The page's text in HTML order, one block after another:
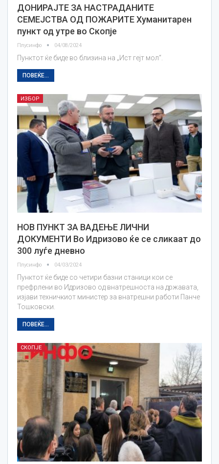
ДОНИРАЈТЕ ЗА НАСТРАДАНИТЕ
СЕМЕЈСТВА ОД ПОЖАРИТЕ Хуманитарен
пункт од утре во Скопје
Плусинфо 04/08/2024
Пунктот ќе биде во близина на „Ист гејт мол“.
ПОВЕЌЕ...
ИЗБОР
НОВ ПУНКТ ЗА ВАДЕЊЕ ЛИЧНИ
ДОКУМЕНТИ Во Идризово ќе се сликаат до
300 луѓе дневно
Плусинфо 04/03/2024
Пунктот ќе биде со четири базни станици кои се
префрлени во Идризово од внатрешноста на државата,
изјави техничкиот министер за внатрешни работи Панче
Тошковски.
ПОВЕЌЕ...
СКОПЈЕ